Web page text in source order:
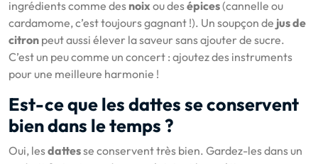
ingrédients comme des noixou desépices(cannelle ou
cardamome, c’est toujours gagnant !). Un soupçon de jus de
citron peut aussi élever la saveur sans ajouter de sucre.
C’est un peu comme un concert : ajoutez des instruments
pour une meilleure harmonie !
Est-ce que les dattes se conservent
bien dans le temps ?
Oui, lesdattesse conservent très bien. Gardez-les dans un